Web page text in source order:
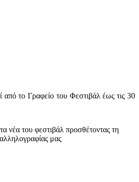
το Γραφείο του Φεστιβάλ έως τις 30
νέα του φεστιβάλ προσθέτοντας τη
μας